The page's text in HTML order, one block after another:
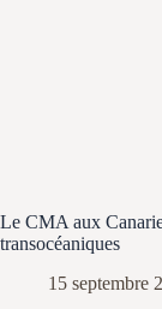
Le CMA aux
transocéaniques
15 septembre